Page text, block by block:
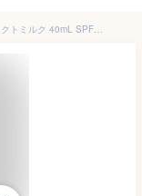
花王｜Kao Biore（ビオレ）UV さらさらパーフェクトミルク 40mL SPF50+/PA++++【rb_pcp】